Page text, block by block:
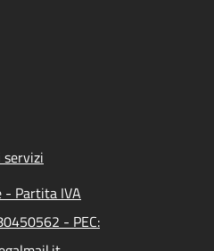
- Partita IVA
- PEC: